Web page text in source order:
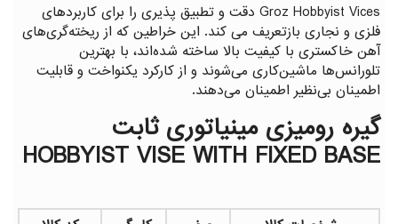
Groz Hobbyist Vices دقت و تطبیق پذیری را برای کاربردهای
فلزی و نجاری بازتعریف می کند. این خراطین که از ریخته‌گری‌های
آهن خاکستری با کیفیت بالا ساخته شده‌اند، با بهترین
تلورانس‌ها ماشین‌کاری می‌شوند و از کارکرد یکنواخت و قابلیت
اطمینان بی‌نظیر اطمینان می‌دهند.
گیره رومیزی مینیاتوری ثابت
HOBBYIST VISE WITH FIXED BASE